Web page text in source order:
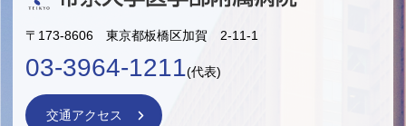
〒173-8606 東京都板橋区加賀 2-11-1
03-3964-1211(代表)
交通アクセス